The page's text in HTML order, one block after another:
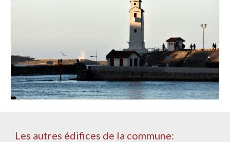
Les autres édifices de la commune: